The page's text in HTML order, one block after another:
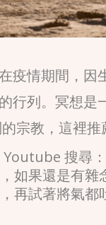
疫情期間，因
行列。冥想
宗教，這裡推
搜尋
如果還是有
再試著將氣都